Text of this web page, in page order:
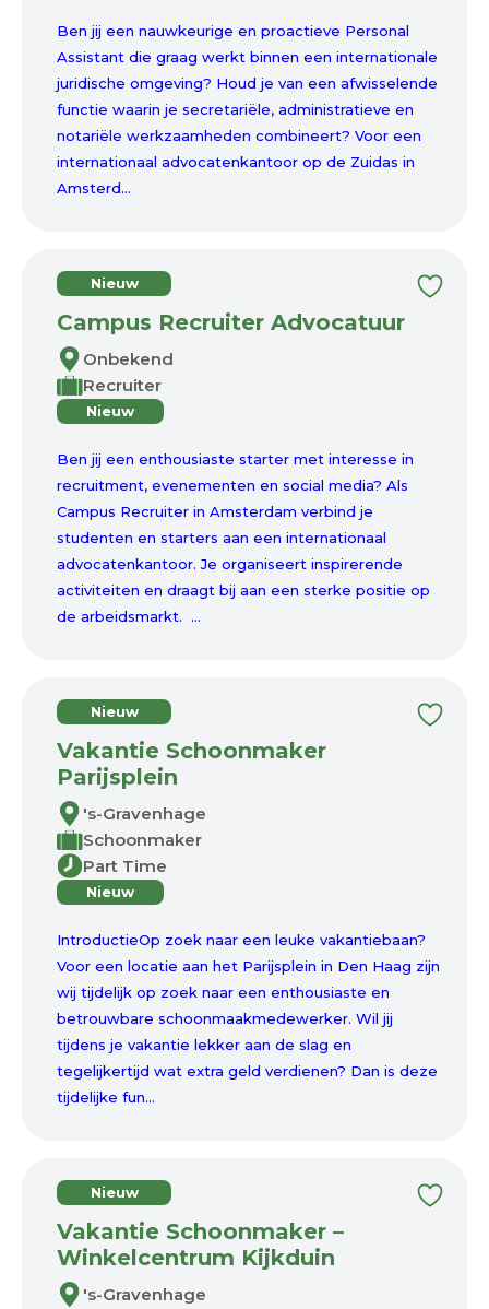
Ben jij een nauwkeurige en proactieve Personal
Assistant die graag werkt binnen een internationale
juridische omgeving? Houd je van een afwisselende
functie waarin je secretariële, administratieve en
notariële werkzaamheden combineert? Voor een
internationaal advocatenkantoor op de Zuidas in
Amsterd...
Nieuw
Campus Recruiter Advocatuur
Onbekend
Recruiter
Nieuw
Ben jij een enthousiaste starter met interesse in
recruitment, evenementen en social media? Als
Campus Recruiter in Amsterdam verbind je
studenten en starters aan een internationaal
advocatenkantoor. Je organiseert inspirerende
activiteiten en draagt bij aan een sterke positie op
de arbeidsmarkt. ...
Nieuw
Vakantie Schoonmaker
Parijsplein
's-Gravenhage
Schoonmaker
Part Time
Nieuw
IntroductieOp zoek naar een leuke vakantiebaan?
Voor een locatie aan het Parijsplein in Den Haag zijn
wij tijdelijk op zoek naar een enthousiaste en
betrouwbare schoonmaakmedewerker. Wil jij
tijdens je vakantie lekker aan de slag en
tegelijkertijd wat extra geld verdienen? Dan is deze
tijdelijke fun...
Nieuw
Vakantie Schoonmaker –
Winkelcentrum Kijkduin
's-Gravenhage